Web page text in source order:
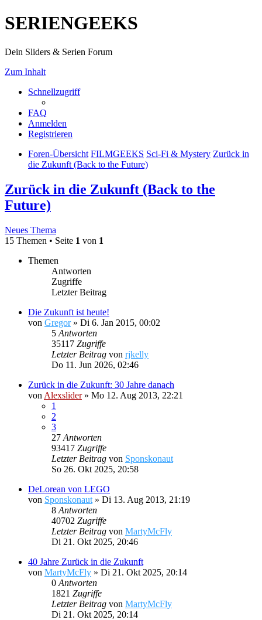
SERIENGEEKS
Dein Sliders & Serien Forum
Zum Inhalt
Schnellzugriff
FAQ
Anmelden
Registrieren
Foren-Übersicht FILMGEEKS Sci-Fi & Mystery Zurück in
die Zukunft (Back to the Future)
Zurück in die Zukunft (Back to the
Future)
Neues Thema
15 Themen • Seite 1 von 1
Themen
Antworten
Zugriffe
Letzter Beitrag
Die Zukunft ist heute!
von Gregor» Di 6. Jan 2015, 00:02
5 Antworten
35117 Zugriffe
Letzter Beitrag von rjkelly
Do 11. Jun 2026, 02:46
Zurück in die Zukunft: 30 Jahre danach
von Alexslider» Mo 12. Aug 2013, 22:21
1
2
3
27 Antworten
93417 Zugriffe
Letzter Beitrag von Sponskonaut
So 26. Okt 2025, 20:58
DeLorean von LEGO
von Sponskonaut » Di 13. Aug 2013, 21:19
8 Antworten
40702 Zugriffe
Letzter Beitrag von MartyMcFly
Di 21. Okt 2025, 20:46
40 Jahre Zurück in die Zukunft
von MartyMcFly » Di 21. Okt 2025, 20:14
0 Antworten
1821 Zugriffe
Letzter Beitrag von MartyMcFly
Di 21. Okt 2025, 20:14